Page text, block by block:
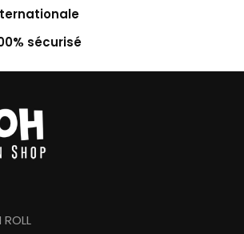
sécurisé
ROLL